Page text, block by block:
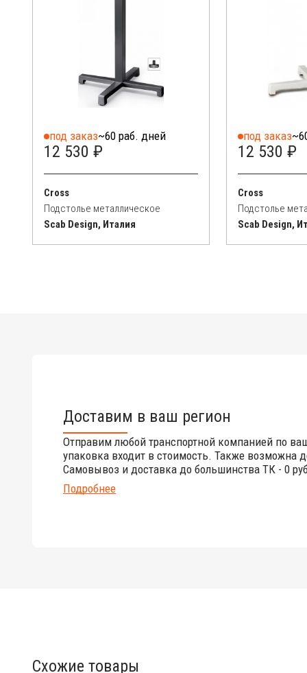
под заказ~60 раб. дней
12 530 ₽
Cross
Подстолье металлическое
Scab Design, Италия
под заказ
12 530 ₽
Cross
Подстолье
Scab Design,
Доставим в ваш регион
Отправим любой транспортной компанией по
упаковка входит в стоимость. Также возможна
Самовывоз и доставка до большинства ТК - 0
Подробнее
Схожие товары